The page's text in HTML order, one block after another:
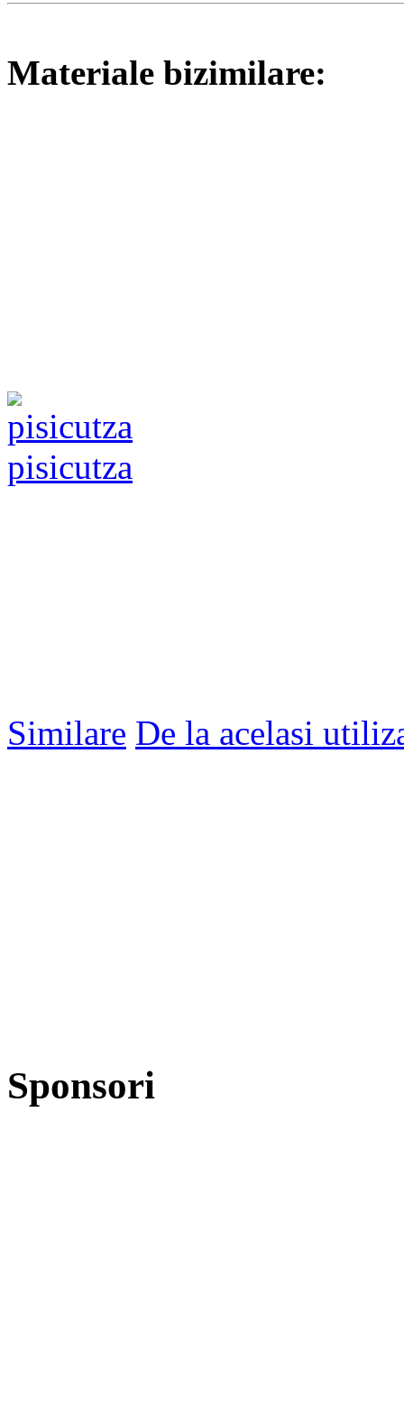
Materiale bizimilare:
pisicutza
Similare De la acelasi
Sponsori